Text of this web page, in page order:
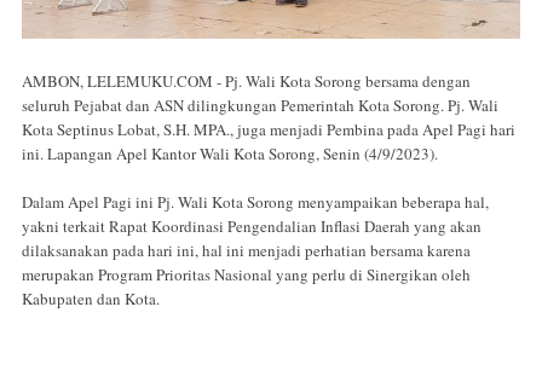
AMBON, LELEMUKU.COM - Pj. Wali Kota Sorong bersama dengan
seluruh Pejabat dan ASN dilingkungan Pemerintah Kota Sorong. Pj. Wali
Kota Septinus Lobat, S.H. MPA., juga menjadi Pembina pada Apel Pagi hari
ini. Lapangan Apel Kantor Wali Kota Sorong, Senin (4/9/2023).
Dalam Apel Pagi ini Pj. Wali Kota Sorong menyampaikan beberapa hal,
yakni terkait Rapat Koordinasi Pengendalian Inflasi Daerah yang akan
dilaksanakan pada hari ini, hal ini menjadi perhatian bersama karena
merupakan Program Prioritas Nasional yang perlu di Sinergikan oleh
Kabupaten dan Kota.